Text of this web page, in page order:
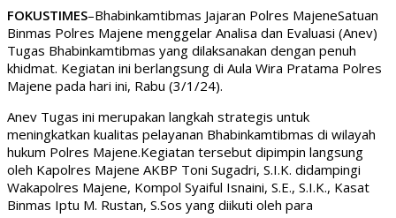
FOKUSTIMES–Bhabinkamtibmas Jajaran Polres MajeneSatuan
Binmas Polres Majene menggelar Analisa dan Evaluasi (Anev)
Tugas Bhabinkamtibmas yang dilaksanakan dengan penuh
khidmat. Kegiatan ini berlangsung di Aula Wira Pratama Polres
Majene pada hari ini, Rabu (3/1/24).
Anev Tugas ini merupakan langkah strategis untuk
meningkatkan kualitas pelayanan Bhabinkamtibmas di wilayah
hukum Polres Majene.Kegiatan tersebut dipimpin langsung
oleh Kapolres Majene AKBP Toni Sugadri, S.I.K. didampingi
Wakapolres Majene, Kompol Syaiful Isnaini, S.E., S.I.K., Kasat
Binmas Iptu M. Rustan, S.Sos yang diikuti oleh para